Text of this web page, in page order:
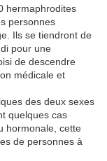
hermaphrodites
personnes
Ils se tiendront de
pour une
de descendre
médicale et
des deux sexes
quelques cas
hormonale, cette
de personnes à